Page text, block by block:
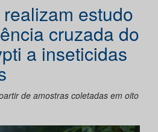
estudo
cruzada do
a inseticidas
de amostras coletadas em oito